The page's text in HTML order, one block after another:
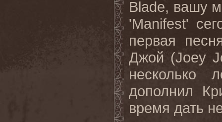
Blade, вашу
'Manifest'
первая
Джой (Joey
несколько
дополнил
время дать